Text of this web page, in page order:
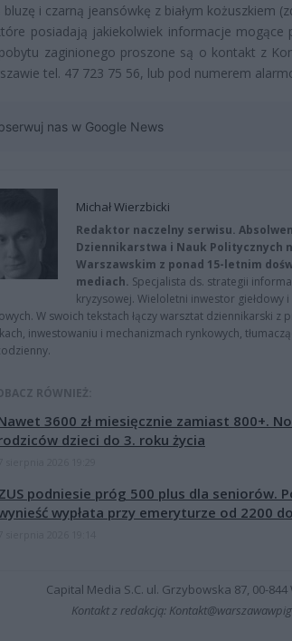
i czarną jeansówkę z białym kożuszkiem
posiadają jakiekolwiek informacje mogące
zaginionego proszone są o kontakt z
tel. 47 723 75 56, lub pod numerem
nas w Google News
Michał Wierzbicki
Redaktor naczelny serwisu.
Dziennikarstwa i Nauk Politycznych
Warszawskim z ponad 15-letnim
mediach. Specjalista ds. strategii
kryzysowej. Wieloletni inwestor giełdowy
W swoich tekstach łączy warsztat dziennikarski z
inwestowaniu i mechanizmach rynkowych,
RÓWNIEŻ:
3600 zł miesięcznie zamiast 800+.
dzieci do 3. roku życia
podniesie próg 500 plus dla seniorów.
wypłata przy emeryturze od 2200
Capital Media S.C. ul. Grzybowska 87, 00-
Kontakt z redakcją: